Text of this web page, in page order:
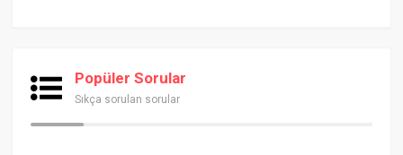
Popüler Sorular
Sıkça sorulan sorular